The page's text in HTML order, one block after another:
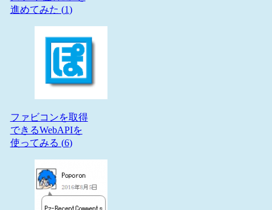
進めてみた (1)
ファビコンを取得
できるWebAPIを
使ってみる (6)